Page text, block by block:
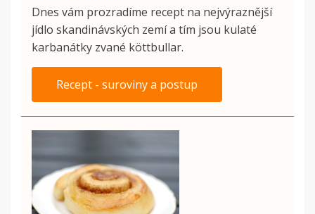
Dnes vám prozradíme recept na nejvýraznější
jídlo skandinávských zemí a tím jsou kulaté
karbanátky zvané köttbullar.
Recept - suroviny a postup